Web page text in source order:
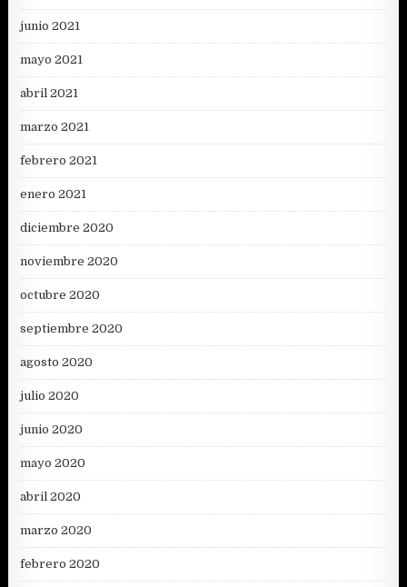
junio 2021
mayo 2021
abril 2021
marzo 2021
febrero 2021
enero 2021
diciembre 2020
noviembre 2020
octubre 2020
septiembre 2020
agosto 2020
julio 2020
junio 2020
mayo 2020
abril 2020
marzo 2020
febrero 2020